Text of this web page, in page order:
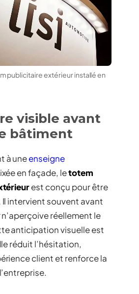
publicitaire extérieur installé en
visible avant
bâtiment
à uneenseigne
en façade, letotem
est conçu pour être
intervient souvent avant
réellement le
anticipation visuelle est
réduit l’hésitation,
client et renforce la